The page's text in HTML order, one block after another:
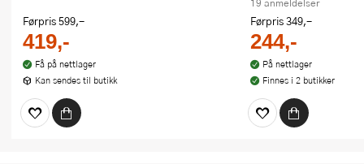
Førpris599,-
419,-
Få på nettlager
Kan sendes til butikk
Førpris349,-
244,-
På nettlager
Finnes i 2 butikker